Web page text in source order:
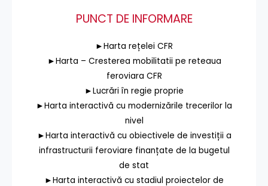
PUNCT DE INFORMARE
►Harta rețelei CFR
►Harta – Cresterea mobilitatii pe reteaua
feroviara CFR
►Lucrări în regie proprie
►Harta interactivă cu modernizările trecerilor la
nivel
►Harta interactivă cu obiectivele de investiții a
infrastructurii feroviare finanțate de la bugetul
de stat
►Harta interactivă cu stadiul proiectelor de